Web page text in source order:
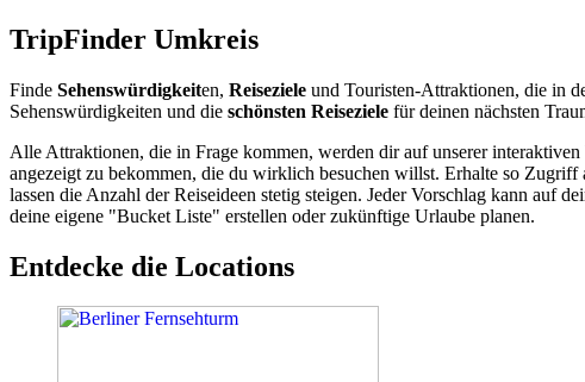
TripFinder Umkreis
Finde Sehenswürdigkeiten, Reiseziele und Touristen-Attraktionen, die in
Sehenswürdigkeiten und die schönsten Reiseziele für deinen nächsten
Alle Attraktionen, die in Frage kommen, werden dir auf unserer
angezeigt zu bekommen, die du wirklich besuchen willst. Erhalte so Zugriff
lassen die Anzahl der Reiseideen stetig steigen. Jeder Vorschlag kann auf
deine eigene "Bucket Liste" erstellen oder zukünftige Urlaube planen.
Entdecke die Locations